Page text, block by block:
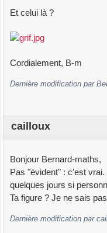
Et celui là ?
Cordialement, B-m
Dernière modification par
cailloux
Bonjour Bernard-maths,
Pas "évident" : c'est
quelques jours si
Ta figure ? Je ne sais
Dernière modification par